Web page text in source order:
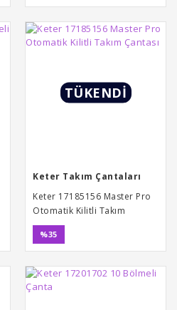
TÜKENDİ
Keter Takım Çantaları
Keter 17185156 Master Pro
Otomatik Kilitli Takım
Çantası
%35